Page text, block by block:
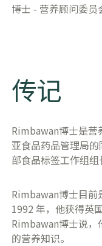
博士 - 营养顾问委员
传记
Rimbawan博士是营
亚食品药品管理局
部食品标签工作组组
Rimbawan博士目前
1992 年，他获得英
Rimbawan博士说，
的营养知识。